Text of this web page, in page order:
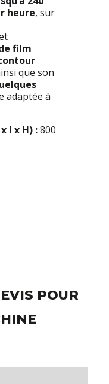
heure, sur
film
que son
adaptée à
l x H) :800
POUR